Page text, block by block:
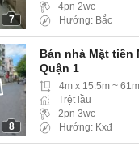
7
4pn 2wc
Hướng: Bắc
8
Bán nhà Mặt tiền
Quận 1
4m x 15.5m ~
Trệt lầu
2pn 3wc
Hướng: Kxđ